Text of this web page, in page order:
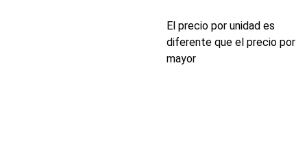
El precio por unidad es
diferente que el precio por
mayor